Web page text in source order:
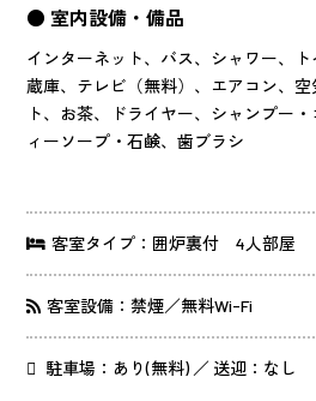
● 室内設備・備品
インターネット、バス、シャワー、
蔵庫、テレビ（無料）、エアコン、
ト、お茶、ドライヤー、シャンプー
ィーソープ・石鹸、歯ブラシ
客室タイプ：囲炉裏付 4人部屋
客室設備：禁煙／無料Wi-Fi
駐車場：あり(無料) ／ 送迎：なし